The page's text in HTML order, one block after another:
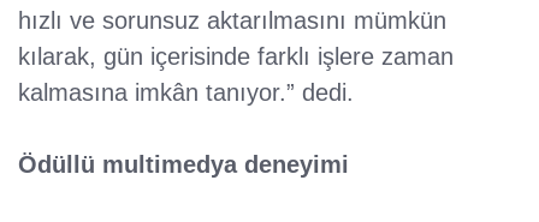
hızlı ve sorunsuz aktarılmasını mümkün
kılarak, gün içerisinde farklı işlere zaman
kalmasına imkân tanıyor.” dedi.
Ödüllü multimedya deneyimi